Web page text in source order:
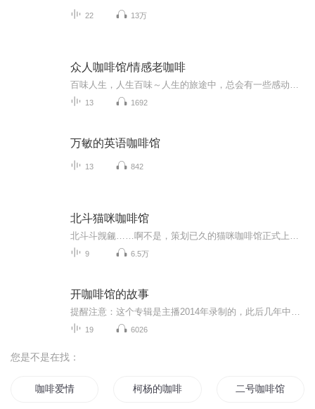
22 13万
众人咖啡馆/情感老咖啡
13 1692
万敏的英语咖啡馆
13 842
北斗猫咪咖啡馆
9 6.5万
开咖啡馆的故事
19 6026
您是不是在找：
咖啡爱情 柯杨的咖啡馆 二号咖啡馆